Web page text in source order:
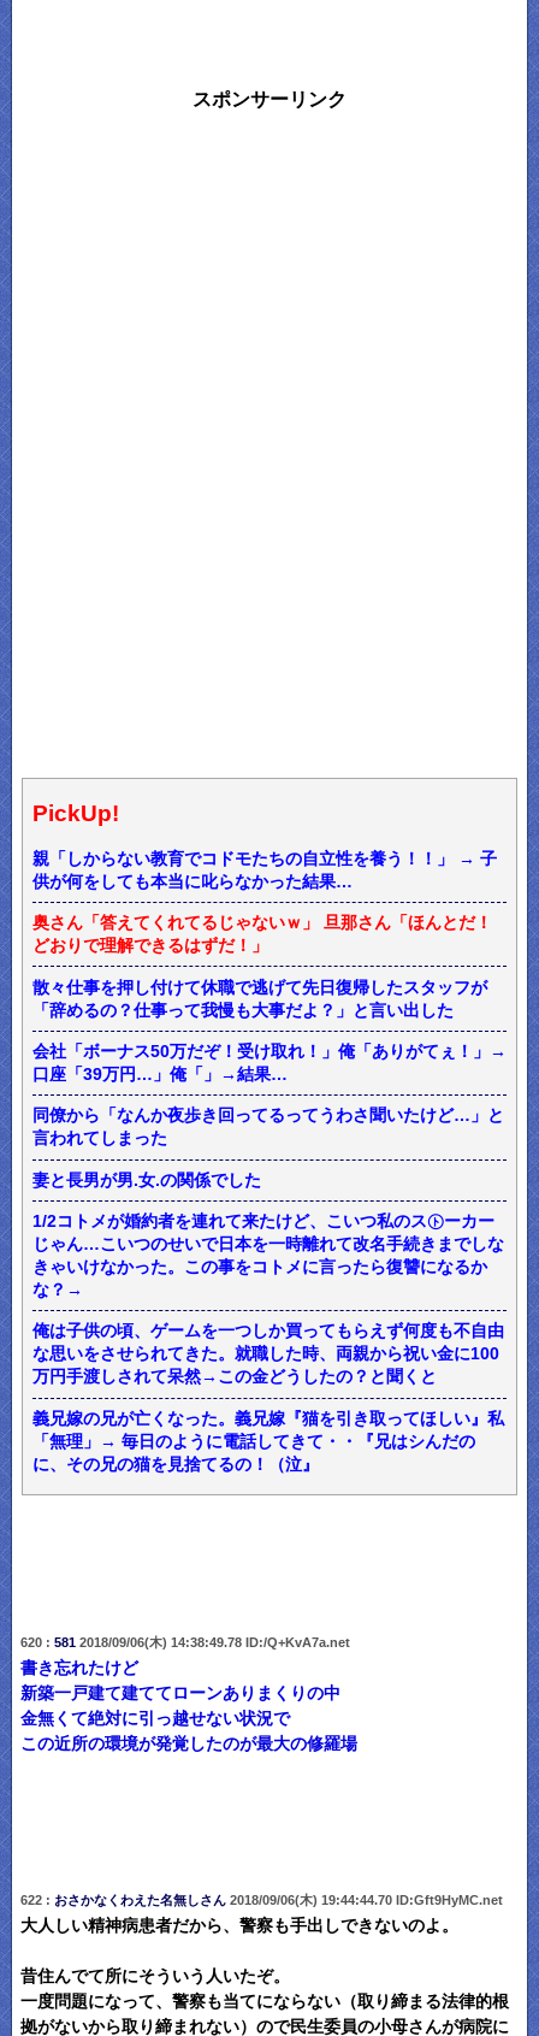
スポンサーリンク
PickUp!
親「しからない教育でコドモたちの自立性を養う！！」 → 子
供が何をしても本当に叱らなかった結果…
奥さん「答えてくれてるじゃないｗ」 旦那さん「ほんとだ！
どおりで理解できるはずだ！」
散々仕事を押し付けて休職で逃げて先日復帰したスタッフが
「辞めるの？仕事って我慢も大事だよ？」と言い出した
会社「ボーナス50万だぞ！受け取れ！」俺「ありがてぇ！」→
口座「39万円…」俺「」→結果…
同僚から「なんか夜歩き回ってるってうわさ聞いたけど…」と
言われてしまった
妻と長男が男.女.の関係でした
1/2コトメが婚約者を連れて来たけど、こいつ私のス㋣ーカー
じゃん…こいつのせいで日本を一時離れて改名手続きまでしな
きゃいけなかった。この事をコトメに言ったら復讐になるか
な？→
俺は子供の頃、ゲームを一つしか買ってもらえず何度も不自由
な思いをさせられてきた。就職した時、両親から祝い金に100
万円手渡しされて呆然→この金どうしたの？と聞くと
義兄嫁の兄が亡くなった。義兄嫁『猫を引き取ってほしい』私
「無理」→ 毎日のように電話してきて・・『兄はシんだの
に、その兄の猫を見捨てるの！（泣』
620 : 5812018/09/06(木) 14:38:49.78 ID:/Q+KvA7a.net
書き忘れたけど
新築一戸建て建ててローンありまくりの中
金無くて絶対に引っ越せない状況で
この近所の環境が発覚したのが最大の修羅場
622 : おさかなくわえた名無しさん2018/09/06(木) 19:44:44.70 ID:Gft9HyMC.net
大人しい精神病患者だから、警察も手出しできないのよ。
昔住んでて所にそういう人いたぞ。
一度問題になって、警察も当てにならない（取り締まる法律的根
拠がないから取り締まれない）ので民生委員の小母さんが病院に